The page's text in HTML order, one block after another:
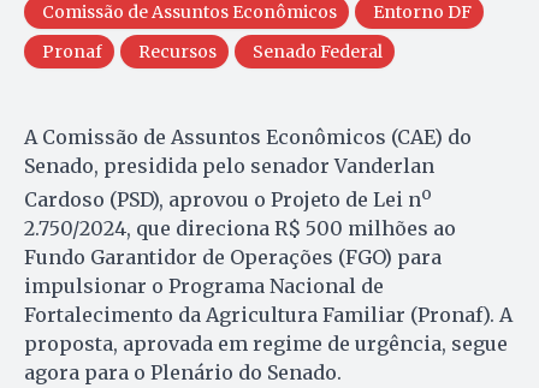
Comissão de Assuntos Econômicos
Entorno DF
Pronaf
Recursos Senado Federal
A Comissão de Assuntos Econômicos (CAE) do
Senado, presidida pelo senador Vanderlan
Cardoso (PSD), aprovou o Projeto de Lei no
2.750/2024, que direciona R$ 500 milhões ao
Fundo Garantidor de Operações (FGO) para
impulsionar o Programa Nacional de
Fortalecimento da Agricultura Familiar (Pronaf). A
proposta, aprovada em regime de urgência, segue
agora para o Plenário do Senado.